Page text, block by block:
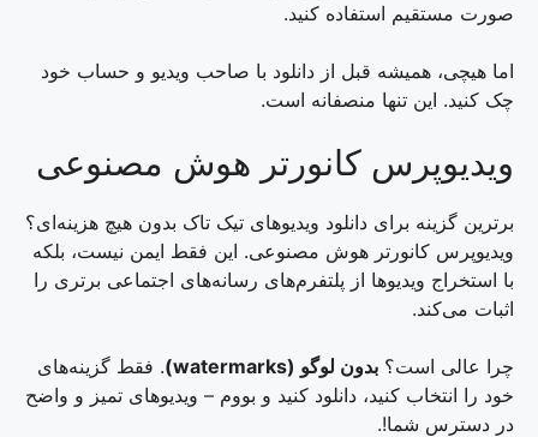
صورت مستقیم استفاده کنید.
اما هیچی، همیشه قبل از دانلود با صاحب ویدیو و حساب خود
چک کنید. این تنها منصفانه است.
ویدیوپرس کانورتر هوش مصنوعی
برترین گزینه برای دانلود ویدیوهای تیک تاک بدون هیچ هزینه‌ای؟
ویدیوپرس کانورتر هوش مصنوعی. این فقط ایمن نیست، بلکه
با استخراج ویدیوها از پلتفرم‌های رسانه‌های اجتماعی برتری را
اثبات می‌کند.
چرا عالی است؟ بدون لوگو (watermarks)
. فقط گزینه‌های
خود را انتخاب کنید، دانلود کنید و بووم – ویدیوهای تمیز و واضح
در دسترس شما!.